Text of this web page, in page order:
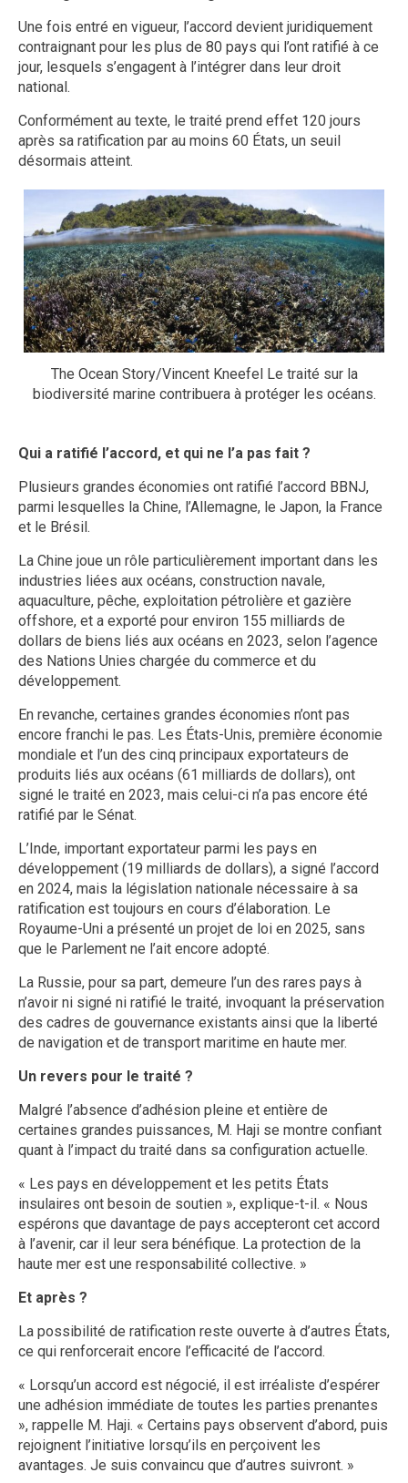
Une fois entré en vigueur, l’accord devient juridiquement
contraignant pour les plus de 80 pays qui l’ont ratifié à ce
jour, lesquels s’engagent à l’intégrer dans leur droit
national.
Conformément au texte, le traité prend effet 120 jours
après sa ratification par au moins 60 États, un seuil
désormais atteint.
The Ocean Story/Vincent Kneefel Le traité sur la
biodiversité marine contribuera à protéger les océans.
Qui a ratifié l’accord, et qui ne l’a pas fait ?
Plusieurs grandes économies ont ratifié l’accord BBNJ,
parmi lesquelles la Chine, l’Allemagne, le Japon, la France
et le Brésil.
La Chine joue un rôle particulièrement important dans les
industries liées aux océans, construction navale,
aquaculture, pêche, exploitation pétrolière et gazière
offshore, et a exporté pour environ 155 milliards de
dollars de biens liés aux océans en 2023, selon l’agence
des Nations Unies chargée du commerce et du
développement.
En revanche, certaines grandes économies n’ont pas
encore franchi le pas. Les États-Unis, première économie
mondiale et l’un des cinq principaux exportateurs de
produits liés aux océans (61 milliards de dollars), ont
signé le traité en 2023, mais celui-ci n’a pas encore été
ratifié par le Sénat.
L’Inde, important exportateur parmi les pays en
développement (19 milliards de dollars), a signé l’accord
en 2024, mais la législation nationale nécessaire à sa
ratification est toujours en cours d’élaboration. Le
Royaume-Uni a présenté un projet de loi en 2025, sans
que le Parlement ne l’ait encore adopté.
La Russie, pour sa part, demeure l’un des rares pays à
n’avoir ni signé ni ratifié le traité, invoquant la préservation
des cadres de gouvernance existants ainsi que la liberté
de navigation et de transport maritime en haute mer.
Un revers pour le traité ?
Malgré l’absence d’adhésion pleine et entière de
certaines grandes puissances, M. Haji se montre confiant
quant à l’impact du traité dans sa configuration actuelle.
« Les pays en développement et les petits États
insulaires ont besoin de soutien », explique-t-il. « Nous
espérons que davantage de pays accepteront cet accord
à l’avenir, car il leur sera bénéfique. La protection de la
haute mer est une responsabilité collective. »
Et après ?
La possibilité de ratification reste ouverte à d’autres États,
ce qui renforcerait encore l’efficacité de l’accord.
« Lorsqu’un accord est négocié, il est irréaliste d’espérer
une adhésion immédiate de toutes les parties prenantes
», rappelle M. Haji. « Certains pays observent d’abord, puis
rejoignent l’initiative lorsqu’ils en perçoivent les
avantages. Je suis convaincu que d’autres suivront. »